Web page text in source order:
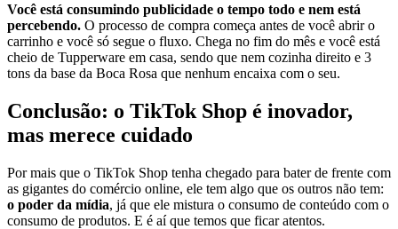
Você está consumindo publicidade o tempo todo e nem está
percebendo. O processo de compra começa antes de você abrir o
carrinho e você só segue o fluxo. Chega no fim do mês e você está
cheio de Tupperware em casa, sendo que nem cozinha direito e 3
tons da base da Boca Rosa que nenhum encaixa com o seu.
Conclusão: o TikTok Shop é inovador,
mas merece cuidado
Por mais que o TikTok Shop tenha chegado para bater de frente com
as gigantes do comércio online, ele tem algo que os outros não tem:
o poder da mídia, já que ele mistura o consumo de conteúdo com o
consumo de produtos. E é aí que temos que ficar atentos.